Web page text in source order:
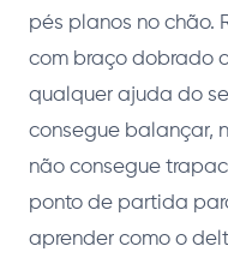
pés planos no chão.
com braço dobrado
qualquer ajuda do
consegue balançar,
não consegue
ponto de partida
aprender como o